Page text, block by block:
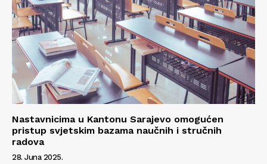
Nastavnicima u Kantonu Sarajevo omogućen
pristup svjetskim bazama naučnih i stručnih
radova
28. Juna 2025.